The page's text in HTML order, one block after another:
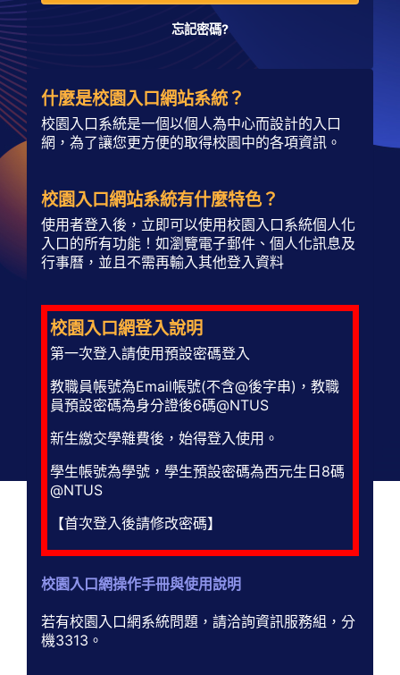
忘記密碼?
什麼是校園入口網站系統？
校園入口系統是一個以個人為中心而設計的入口
網，為了讓您更方便的取得校園中的各項資訊。
校園入口網站系統有什麼特色？
使用者登入後，立即可以使用校園入口系統個人化
入口的所有功能！如瀏覽電子郵件、個人化訊息及
行事曆，並且不需再輸入其他登入資料
校園入口網登入說明
第一次登入請使用預設密碼登入
教職員帳號為Email帳號(不含@後字串)，教職
員預設密碼為身分證後6碼@NTUS
新生繳交學雜費後，始得登入使用。
學生帳號為學號，學生預設密碼為西元生日8碼
@NTUS
【首次登入後請修改密碼】
校園入口網操作手冊與使用說明
若有校園入口網系統問題，請洽詢資訊服務組，分
機3313。